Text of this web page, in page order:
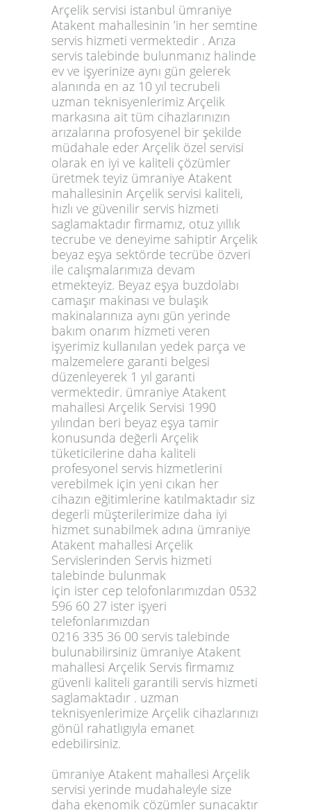
Arçelik servisi istanbul ümraniye
Atakent mahallesinin ’in her semtine
servis hizmeti vermektedir . Arıza
servis talebinde bulunmanız halinde
ev ve işyerinize aynı gün gelerek
alanında en az 10 yıl tecrubeli
uzman teknisyenlerimiz Arçelik
markasına ait tüm cihazlarınızın
arızalarına profosyenel bir şekilde
müdahale eder Arçelik özel servisi
olarak en iyi ve kaliteli çözümler
üretmek teyiz ümraniye Atakent
mahallesinin Arçelik servisi kaliteli,
hızlı ve güvenilir servis hizmeti
saglamaktadır firmamız, otuz yıllık
tecrube ve deneyime sahiptir Arçelik
beyaz eşya sektörde tecrübe özveri
ile calışmalarımıza devam
etmekteyiz. Beyaz eşya buzdolabı
camaşır makinası ve bulaşık
makinalarınıza aynı gün yerinde
bakım onarım hizmeti veren
işyerimiz kullanılan yedek parça ve
malzemelere garanti belgesi
düzenleyerek 1 yıl garanti
vermektedir. ümraniye Atakent
mahallesi Arçelik Servisi 1990
yılından beri beyaz eşya tamir
konusunda değerli Arçelik
tüketicilerine daha kaliteli
profesyonel servis hizmetlerini
verebilmek için yeni cıkan her
cihazın eğitimlerine katılmaktadır siz
degerli müşterilerimize daha iyi
hizmet sunabilmek adına ümraniye
Atakent mahallesi Arçelik
Servislerinden Servis hizmeti
talebinde bulunmak
için ister cep telofonlarımızdan 0532
596 60 27 ister işyeri
telefonlarımızdan
0216 335 36 00 servis talebinde
bulunabilirsiniz ümraniye Atakent
mahallesi Arçelik Servis firmamız
güvenli kaliteli garantili servis hizmeti
saglamaktadır . uzman
teknisyenlerimize Arçelik cihazlarınızı
gönül rahatlıgıyla emanet
edebilirsiniz.
ümraniye Atakent mahallesi Arçelik
servisi yerinde mudahaleyle size
daha ekenomik cözümler sunacaktır